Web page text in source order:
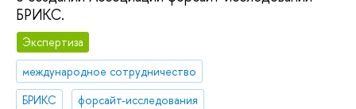
БРИКС.
Экспертиза
международное сотрудничество
БРИКС
форсайт-исследования